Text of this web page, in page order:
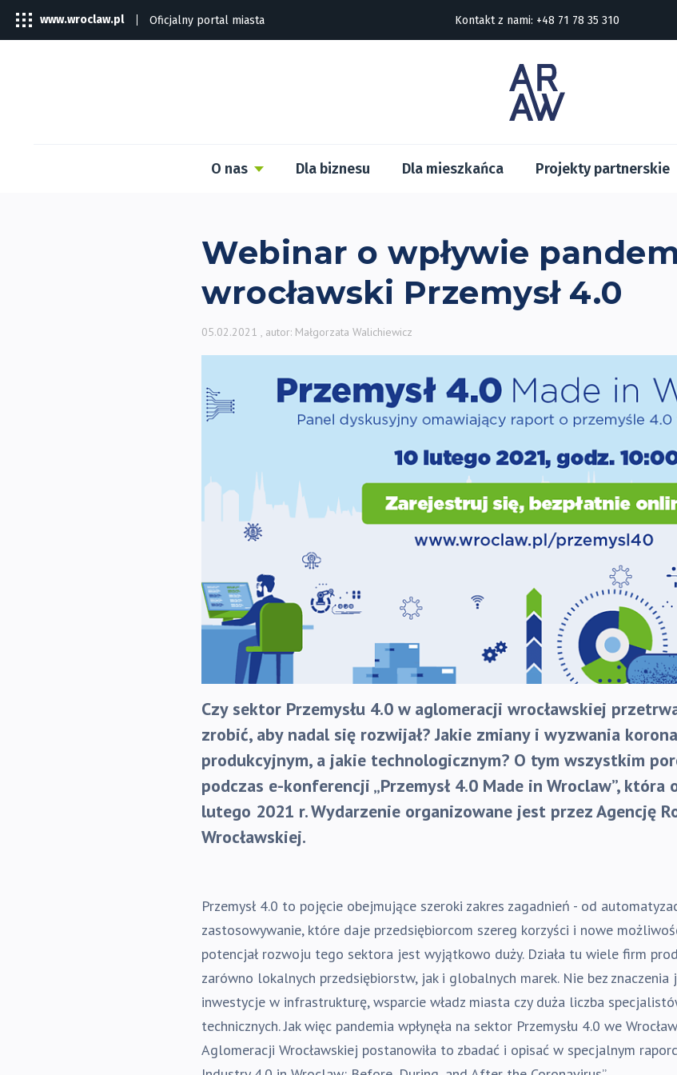
www.wroclaw.pl Oficjalny portal miasta Kontakt z nami: +48 71 78 35 310
O nas Dla biznesu Dla mieszkańca Projekty partnerskie
Webinar o wpływie
wrocławski Przemysł 4.0
05.02.2021 , autor: Małgorzata Walichiewicz
Czy sektor Przemysłu 4.0 w aglomeracji wrocławskiej
zrobić, aby nadal się rozwijał? Jakie zmiany i wyzwania
produkcyjnym, a jakie technologicznym? O tym wszystkim
podczas e-konferencji „Przemysł 4.0 Made in Wroclaw”,
lutego 2021 r. Wydarzenie organizowane jest przez Agencję
Wrocławskiej.
Przemysł 4.0 to pojęcie obejmujące szeroki zakres zagadnień - od
zastosowywanie, które daje przedsiębiorcom szereg korzyści i nowe
potencjał rozwoju tego sektora jest wyjątkowo duży. Działa tu wiele firm
zarówno lokalnych przedsiębiorstw, jak i globalnych marek. Nie bez znaczenia
inwestycje w infrastrukturę, wsparcie władz miasta czy duża liczba
technicznych. Jak więc pandemia wpłynęła na sektor Przemysłu 4.0 we
Aglomeracji Wrocławskiej postanowiła to zbadać i opisać w specjalnym